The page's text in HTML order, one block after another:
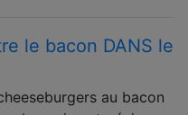
le bacon DANS le
au bacon